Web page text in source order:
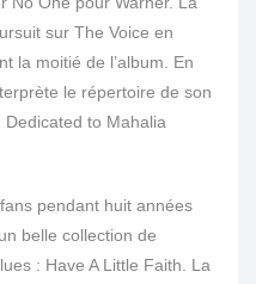
sur The Voice en
la moitié de l’album. En
le répertoire de son
to Mahalia
pendant huit années
belle collection de
: Have A Little Faith. La